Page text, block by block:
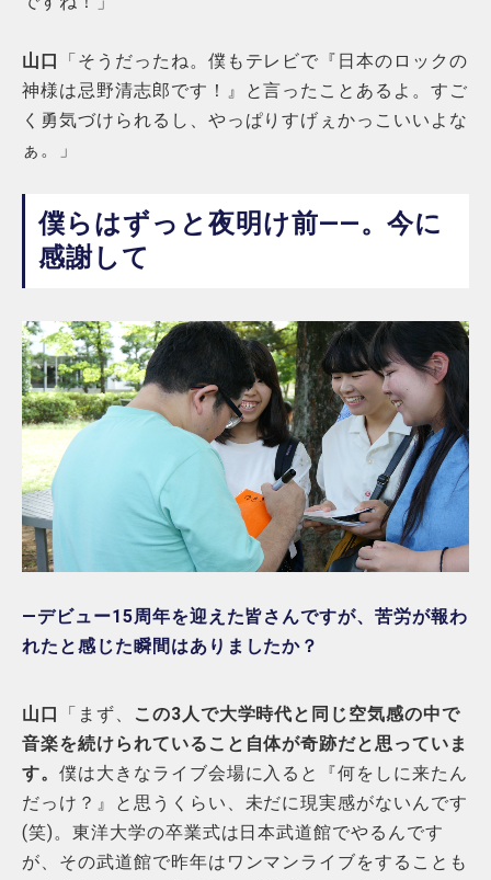
山口
「そうだったね。僕もテレビで『日本のロックの
神様は忌野清志郎です！』と言ったことあるよ。すご
く勇気づけられるし、やっぱりすげぇかっこいいよな
ぁ。」
僕らはずっと夜明け前――。今に
感謝して
―デビュー15周年を迎えた皆さんですが、苦労が報わ
れたと感じた瞬間はありましたか？
山口 「まず、
この3人で大学時代と同じ空気感の中で
音楽を続けられていること自体が奇跡だと思っていま
す。 僕は大きなライブ会場に入ると『何をしに来たん
だっけ？』と思うくらい、未だに現実感がないんです
(笑)。東洋大学の卒業式は日本武道館でやるんです
が、その武道館で昨年はワンマンライブをすることも